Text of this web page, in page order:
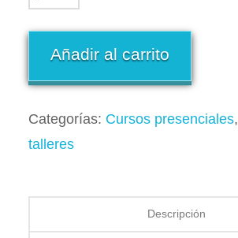
Añadir al carrito
Categorías: Cursos presenciales,
talleres
Descripción